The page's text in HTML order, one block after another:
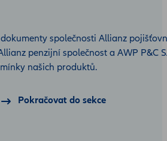
společnosti Allianz
penzijní společnost a AWP P&C
našich produktů.
Pokračovat do sekce